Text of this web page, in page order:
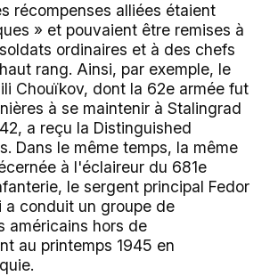
récompenses alliées étaient
» et pouvaient être remises à
ordinaires et à des chefs
rang. Ainsi, par exemple, le
Chouïkov, dont la 62e armée fut
à se maintenir à Stalingrad
a reçu la Distinguished
Dans le même temps, la même
à l'éclaireur du 681e
le sergent principal Fedor
a conduit un groupe de
américains hors de
au printemps 1945 en